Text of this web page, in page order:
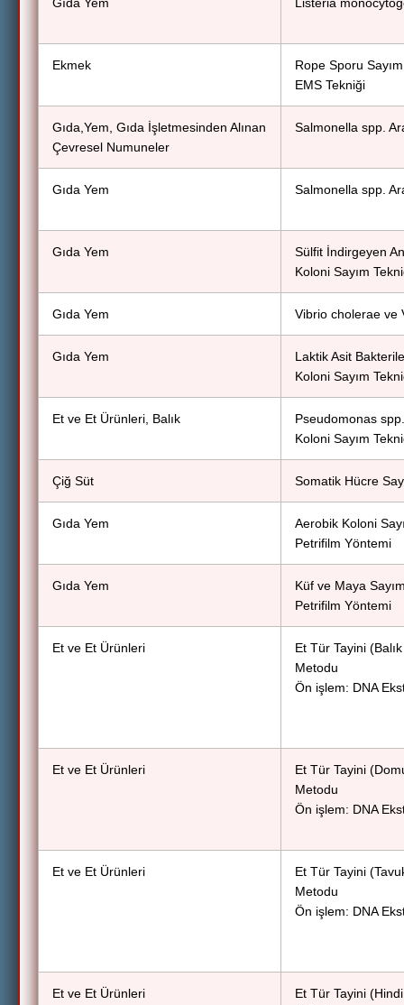
Ekmek
Rope Sporu
EMS Tekniği
Gıda,Yem, Gıda İşletmesinden Alınan
Çevresel Numuneler
Salmonella spp.
Gıda Yem Salmonella spp.
Gıda Yem
Sülfit İndirgeyen
Koloni Sayım
Gıda Yem Vibrio cholerae ve
Gıda Yem
Laktik Asit
Koloni Sayım
Et ve Et Ürünleri, Balık
Pseudomonas spp.
Koloni Sayım
Çiğ Süt Somatik Hücre
Gıda Yem
Aerobik Koloni
Petrifilm Yöntemi
Gıda Yem
Küf ve Maya
Petrifilm Yöntemi
Et ve Et Ürünleri
Et Tür Tayini
Metodu
Ön işlem: DNA
Et ve Et Ürünleri
Et Tür Tayini
Metodu
Ön işlem: DNA
Et ve Et Ürünleri
Et Tür Tayini
Metodu
Ön işlem: DNA
Et ve Et Ürünleri
Et Tür Tayini